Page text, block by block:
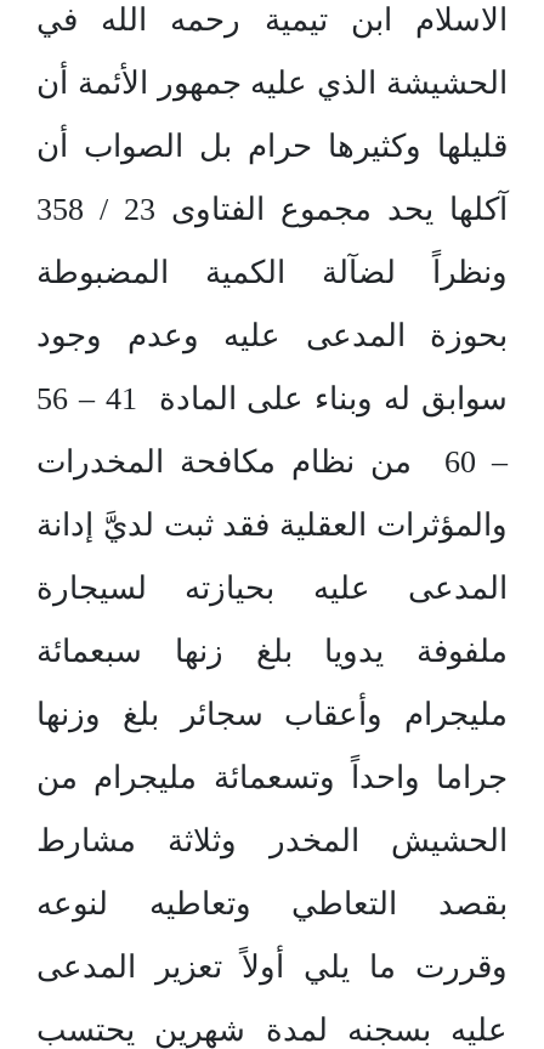
الاسلام ابن تيمية رحمه الله في
الحشيشة الذي عليه جمهور الأئمة أن
قليلها وكثيرها حرام بل الصواب أن
آكلها يحد مجموع الفتاوى 23 / 358
ونظراً لضآلة الكمية المضبوطة
بحوزة المدعى عليه وعدم وجود
سوابق له وبناء على المادة 41 – 56
– 60 من نظام مكافحة المخدرات
والمؤثرات العقلية فقد ثبت لديَّ إدانة
المدعى عليه بحيازته لسيجارة
ملفوفة يدويا بلغ زنها سبعمائة
مليجرام وأعقاب سجائر بلغ وزنها
جراما واحداً وتسعمائة مليجرام من
الحشيش المخدر وثلاثة مشارط
بقصد التعاطي وتعاطيه لنوعه
وقررت ما يلي أولاً تعزير المدعى
عليه بسجنه لمدة شهرين يحتسب